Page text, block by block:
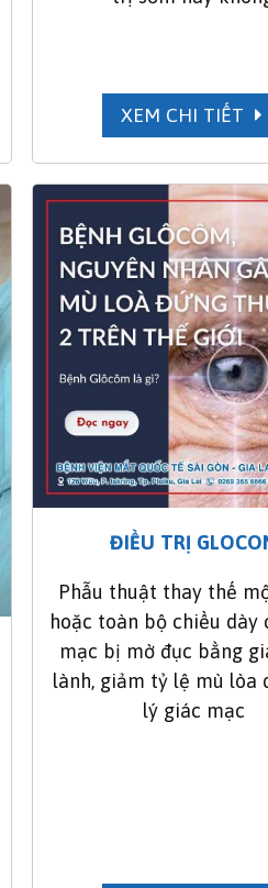
XEM CHI TIẾT
ĐIỀU TRỊ
Phẫu thuật thay thế
hoặc toàn bộ chiều dày
mạc bị mờ đục bằng
lành, giảm tỷ lệ mù lòa
lý giác mạc